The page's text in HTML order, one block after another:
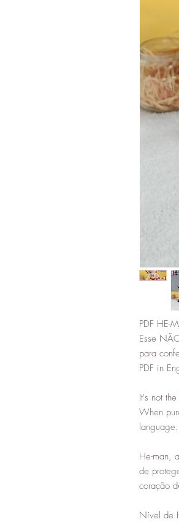
PDF HE-
Esse
para
PDF in
It's not
When
language.
He-man,
de
coração
Nível de